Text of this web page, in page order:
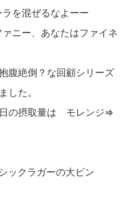
を混ぜるなよーー
ニー、あなたはファイネ
腹絶倒？な回顧シリーズ
した。
日の摂取量は モレンジ⇒
クラガーの大ビン